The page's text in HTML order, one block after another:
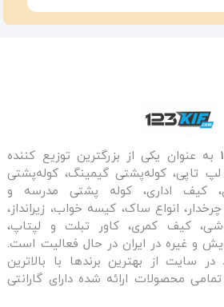
به عنوان یکی از بزرگترین توزیع کننده
تاپی، کوله‌پشتی گیمینگ، کوله‌پشتی
کیف اداری، کوله پشتی مدرسه و
انواع ساک، کیسه خواب، زیرانداز،
کیف کمری، کاور تبلت و لپتاپ،
و غیره در ایران در حال فعالیت است.
سایت از بهترین برندها با بالاترین
محصولات ارائه شده دارای گارانتی